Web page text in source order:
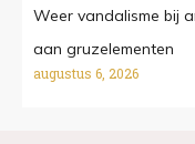
Weer vandalisme bij
aan gruzelementen
augustus 6, 2026